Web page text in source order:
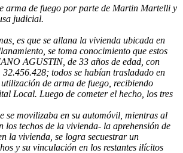
arma de fuego por parte de Martin Martelli y
judicial.
es que se allana la vivienda ubicada en
se toma conocimiento que estos
AGUSTIN, de 33 años de edad, con
todos se habían trasladado en
de arma de fuego, recibiendo
Local. Luego de cometer el hecho, los tres
se movilizaba en su automóvil, mientras al
techos de la vivienda- la aprehensión de
la vivienda, se logra secuestrar un
y su vinculación en los restantes ilícitos